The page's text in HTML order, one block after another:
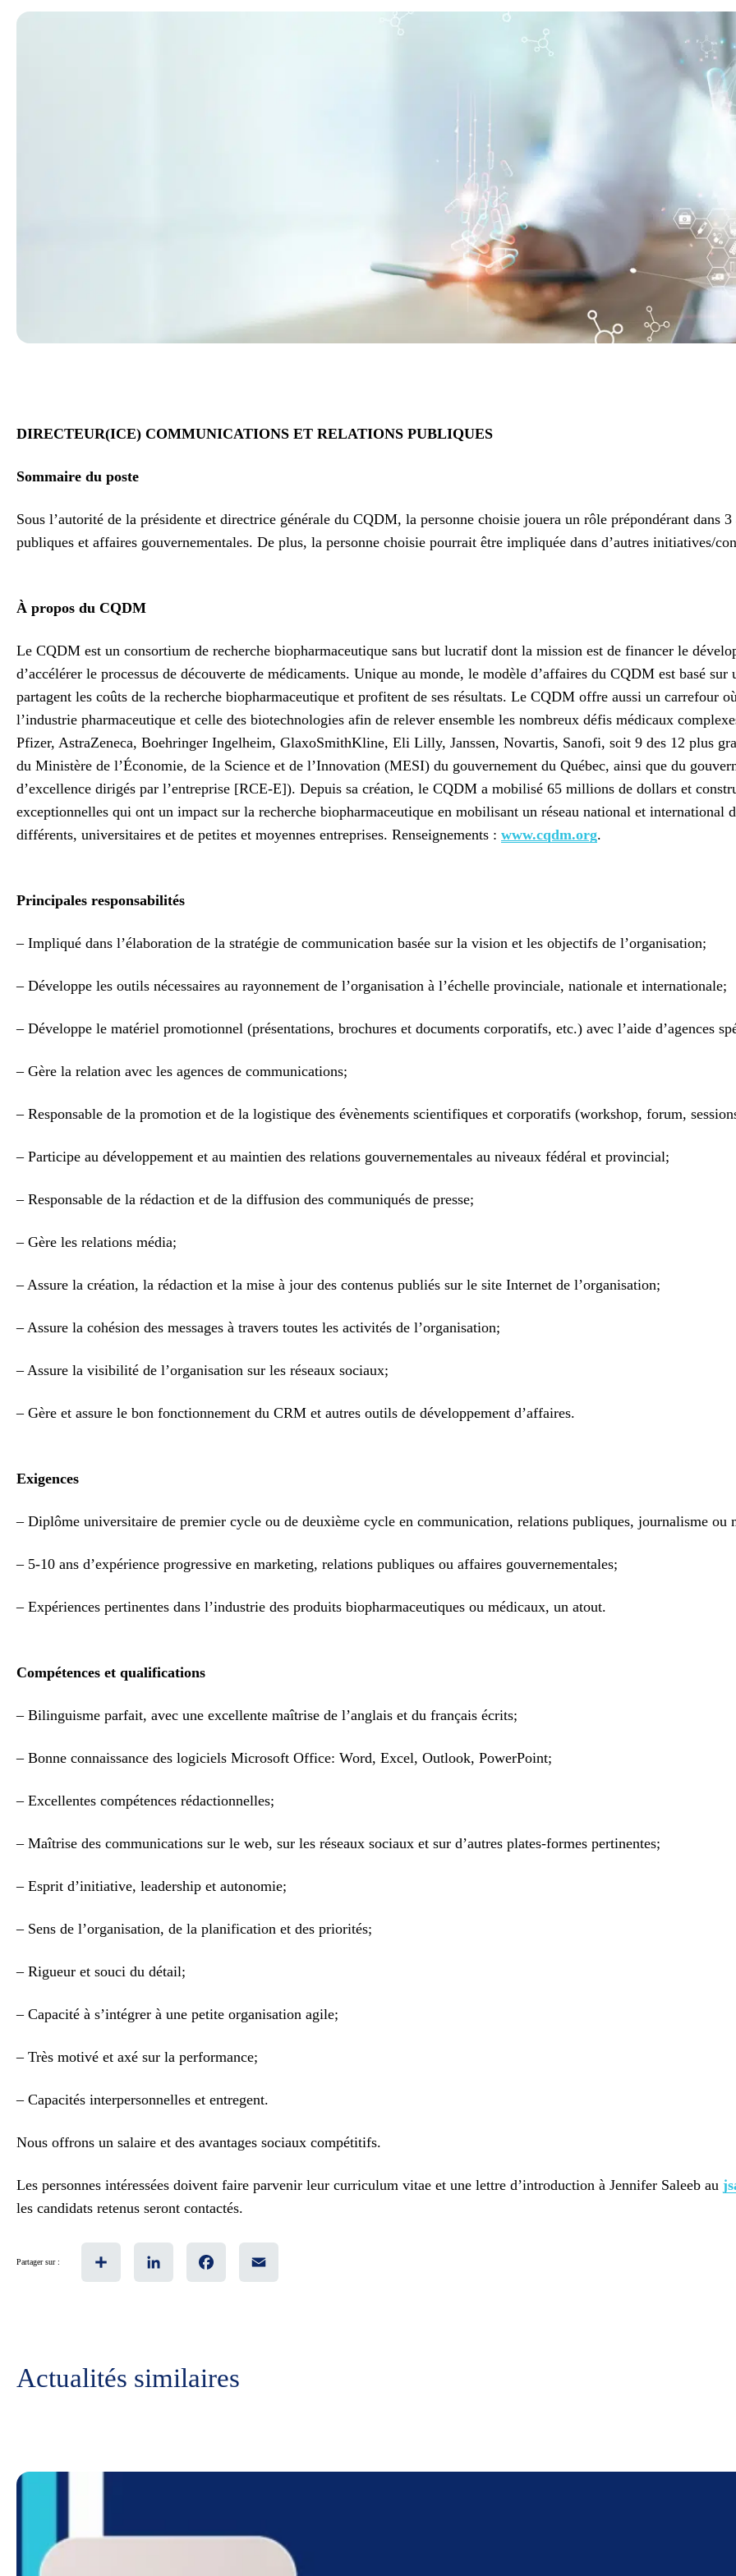
DIRECTEUR(ICE) COMMUNICATIONS ET RELATIONS PUBLIQUES
Sommaire du poste
Sous l’autorité de la présidente et directrice générale du CQDM, la personne choisie jouera un rôle prépondérant dans
publiques et affaires gouvernementales. De plus, la personne choisie pourrait être impliquée dans d’autres initiatives/
À propos du CQDM
Le CQDM est un consortium de recherche biopharmaceutique sans but lucratif dont la mission est de financer le
d’accélérer le processus de découverte de médicaments. Unique au monde, le modèle d’affaires du CQDM est basé
partagent les coûts de la recherche biopharmaceutique et profitent de ses résultats. Le CQDM offre aussi un carrefour
l’industrie pharmaceutique et celle des biotechnologies afin de relever ensemble les nombreux défis médicaux
Pfizer, AstraZeneca, Boehringer Ingelheim, GlaxoSmithKline, Eli Lilly, Janssen, Novartis, Sanofi, soit 9 des 12 plus
du Ministère de l’Économie, de la Science et de l’Innovation (MESI) du gouvernement du Québec, ainsi que du
d’excellence dirigés par l’entreprise [RCE-E]). Depuis sa création, le CQDM a mobilisé 65 millions de dollars et
exceptionnelles qui ont un impact sur la recherche biopharmaceutique en mobilisant un réseau national et international
différents, universitaires et de petites et moyennes entreprises. Renseignements : www.cqdm.org.
Principales responsabilités
– Impliqué dans l’élaboration de la stratégie de communication basée sur la vision et les objectifs de l’organisation;
– Développe les outils nécessaires au rayonnement de l’organisation à l’échelle provinciale, nationale et internationale;
– Développe le matériel promotionnel (présentations, brochures et documents corporatifs, etc.) avec l’aide d’agences
– Gère la relation avec les agences de communications;
– Responsable de la promotion et de la logistique des évènements scientifiques et corporatifs (workshop, forum,
– Participe au développement et au maintien des relations gouvernementales au niveaux fédéral et provincial;
– Responsable de la rédaction et de la diffusion des communiqués de presse;
– Gère les relations média;
– Assure la création, la rédaction et la mise à jour des contenus publiés sur le site Internet de l’organisation;
– Assure la cohésion des messages à travers toutes les activités de l’organisation;
– Assure la visibilité de l’organisation sur les réseaux sociaux;
– Gère et assure le bon fonctionnement du CRM et autres outils de développement d’affaires.
Exigences
– Diplôme universitaire de premier cycle ou de deuxième cycle en communication, relations publiques, journalisme ou
– 5-10 ans d’expérience progressive en marketing, relations publiques ou affaires gouvernementales;
– Expériences pertinentes dans l’industrie des produits biopharmaceutiques ou médicaux, un atout.
Compétences et qualifications
– Bilinguisme parfait, avec une excellente maîtrise de l’anglais et du français écrits;
– Bonne connaissance des logiciels Microsoft Office: Word, Excel, Outlook, PowerPoint;
– Excellentes compétences rédactionnelles;
– Maîtrise des communications sur le web, sur les réseaux sociaux et sur d’autres plates-formes pertinentes;
– Esprit d’initiative, leadership et autonomie;
– Sens de l’organisation, de la planification et des priorités;
– Rigueur et souci du détail;
– Capacité à s’intégrer à une petite organisation agile;
– Très motivé et axé sur la performance;
– Capacités interpersonnelles et entregent.
Nous offrons un salaire et des avantages sociaux compétitifs.
Les personnes intéressées doivent faire parvenir leur curriculum vitae et une lettre d’introduction à Jennifer Saleeb au
les candidats retenus seront contactés.
Partager sur :
Actualités similaires